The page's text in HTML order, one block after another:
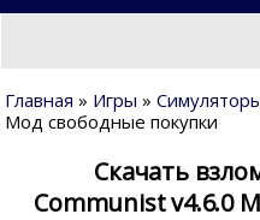
Главная » Игры »
Мод свободные покупки
Скачать
Communist v4.6.0